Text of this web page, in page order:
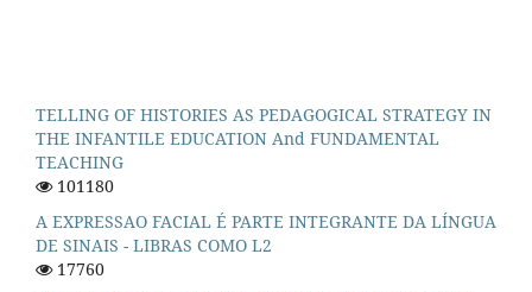
TELLING OF HISTORIES AS PEDAGOGICAL STRATEGY IN
THE INFANTILE EDUCATION And FUNDAMENTAL
TEACHING
101180
A EXPRESSAO FACIAL É PARTE INTEGRANTE DA LÍNGUA
DE SINAIS - LIBRAS COMO L2
17760